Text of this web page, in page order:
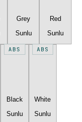
Grey
Sunlu
Red
Sunlu
ABS
Black
Sunlu
ABS
White
Sunlu